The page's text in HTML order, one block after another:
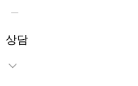
상담